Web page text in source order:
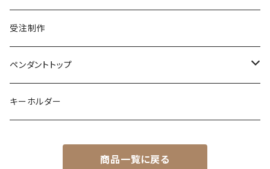
エメラルド
ペリドット
ムーンストーン
こうもり
ハリネズミ
フクロウ
ムーンストーン
レインボームーンストーン（ラブラドライト）
ガーネット
オパール
ガーネット
ブルートパーズ
ダイヤモンド
カラーストーン
K10
ダイヤモンド
カラーストーン
シルバー
ダイヤモンド
受注制作
ペンダントトップ
フクロウ
キーホルダー
商品一覧に戻る